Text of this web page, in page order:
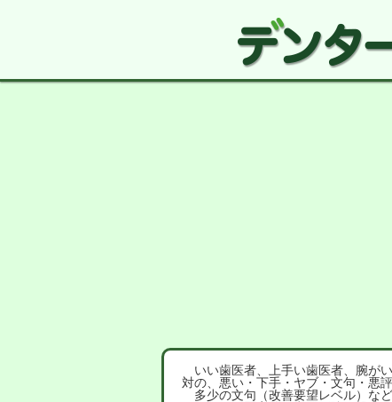
いい歯医者、上手い歯医者、腕が
対の、悪い・下手・ヤブ・文句・悪
多少の文句（改善要望レベル）な